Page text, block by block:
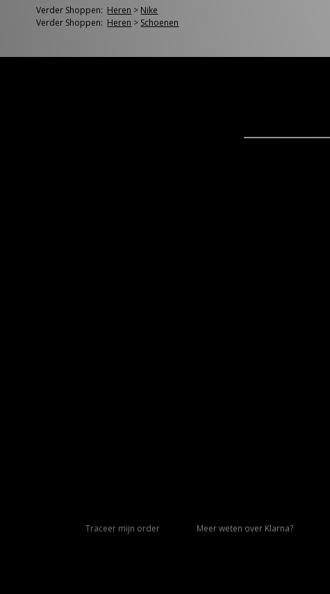
Verder Shoppen: Heren > Nike
Verder Shoppen: Heren > Schoenen
Traceer mijn order Meer weten over Klarna?